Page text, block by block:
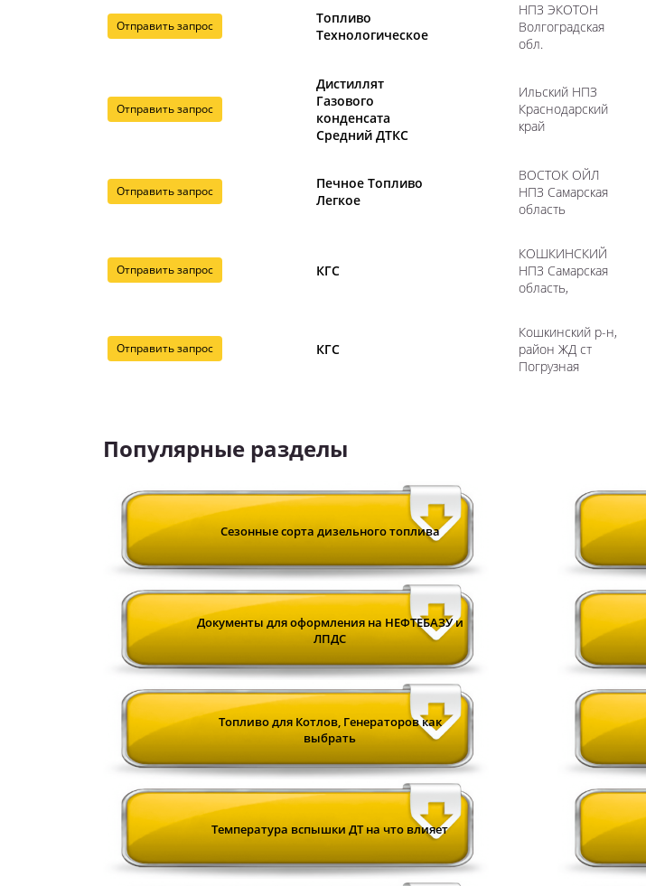
Отправить запрос
Топливо
Технологическое
НПЗ ЭКОТОН
Волгоградская
обл.
Отправить запрос
Дистиллят
Газового
конденсата
Средний ДТКС
Ильский НПЗ
Краснодарский
край
Отправить запрос
Печное Топливо
Легкое
ВОСТОК ОЙЛ
НПЗ Самарская
область
Отправить запрос КГС
КОШКИНСКИЙ
НПЗ Самарская
область,
Отправить запрос КГС
Кошкинский р-н,
район ЖД ст
Погрузная
Популярные разделы
Сезонные сорта дизельного топлива
Документы для оформления на НЕФТЕБАЗУ и
ЛПДС
Топливо для Котлов, Генераторов как
выбрать
Температура вспышки ДТ на что влияет